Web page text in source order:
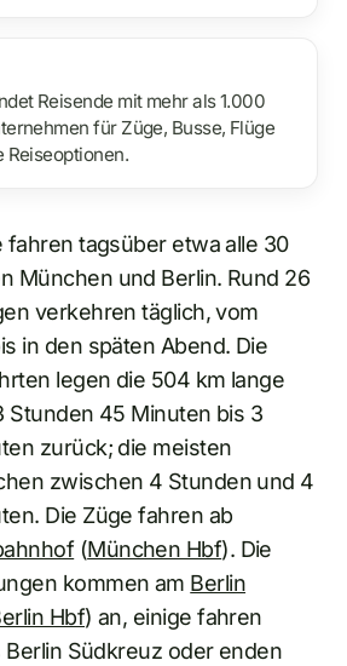
Reisende mit mehr als 1.000
für Züge, Busse, Flüge
Reiseoptionen.
fahren tagsüber etwa alle 30
München und Berlin. Rund 26
verkehren täglich, vom
in den späten Abend. Die
legen die 504 km lange
Stunden 45 Minuten bis 3
zurück; die meisten
zwischen 4 Stunden und 4
Die Züge fahren ab
(München Hbf). Die
kommen am Berlin
Hbf) an, einige fahren
Südkreuz oder enden